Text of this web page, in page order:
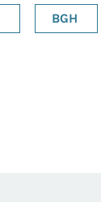
BGH